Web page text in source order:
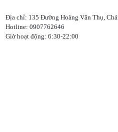
Địa chỉ: 135 Đường Hoàng Văn Thụ,
Hotline: 0907762646
Giờ hoạt động: 6:30-22:00